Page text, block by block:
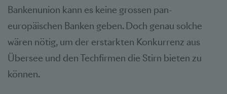
Bankenunion kann es keine grossen pan-
europäischen Banken geben. Doch genau solche
wären nötig, um der erstarkten Konkurrenz aus
Übersee und den Techfirmen die Stirn bieten zu
können.